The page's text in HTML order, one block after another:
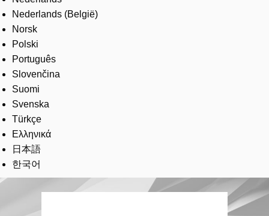
Nederlands (België)
Norsk
Polski
Português
Slovenčina
Suomi
Svenska
Türkçe
Ελληνικά
日本語
한국어